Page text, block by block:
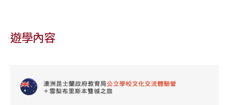
遊學內容